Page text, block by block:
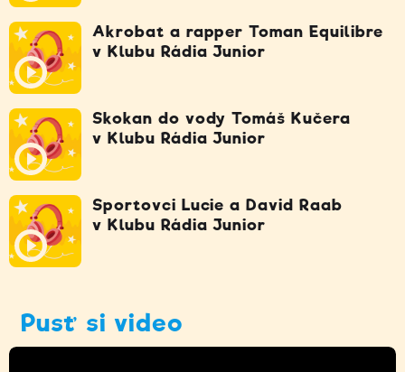
Akrobat a rapper Toman Equilibre
v Klubu Rádia Junior
Skokan do vody Tomáš Kučera
v Klubu Rádia Junior
Sportovci Lucie a David Raab
v Klubu Rádia Junior
Pusť si video